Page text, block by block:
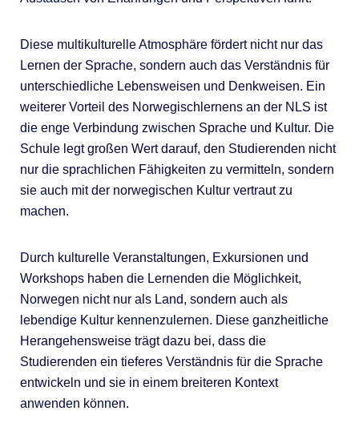
Diese multikulturelle Atmosphäre fördert nicht nur das
Lernen der Sprache, sondern auch das Verständnis für
unterschiedliche Lebensweisen und Denkweisen. Ein
weiterer Vorteil des Norwegischlernens an der NLS ist
die enge Verbindung zwischen Sprache und Kultur. Die
Schule legt großen Wert darauf, den Studierenden nicht
nur die sprachlichen Fähigkeiten zu vermitteln, sondern
sie auch mit der norwegischen Kultur vertraut zu
machen.
Durch kulturelle Veranstaltungen, Exkursionen und
Workshops haben die Lernenden die Möglichkeit,
Norwegen nicht nur als Land, sondern auch als
lebendige Kultur kennenzulernen. Diese ganzheitliche
Herangehensweise trägt dazu bei, dass die
Studierenden ein tieferes Verständnis für die Sprache
entwickeln und sie in einem breiteren Kontext
anwenden können.